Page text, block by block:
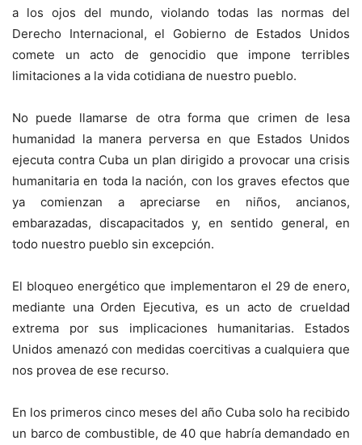
a los ojos del mundo, violando todas las normas del
Derecho Internacional, el Gobierno de Estados Unidos
comete un acto de genocidio que impone terribles
limitaciones a la vida cotidiana de nuestro pueblo.
No puede llamarse de otra forma que crimen de lesa
humanidad la manera perversa en que Estados Unidos
ejecuta contra Cuba un plan dirigido a provocar una crisis
humanitaria en toda la nación, con los graves efectos que
ya comienzan a apreciarse en niños, ancianos,
embarazadas, discapacitados y, en sentido general, en
todo nuestro pueblo sin excepción.
El bloqueo energético que implementaron el 29 de enero,
mediante una Orden Ejecutiva, es un acto de crueldad
extrema por sus implicaciones humanitarias. Estados
Unidos amenazó con medidas coercitivas a cualquiera que
nos provea de ese recurso.
En los primeros cinco meses del año Cuba solo ha recibido
un barco de combustible, de 40 que habría demandado en